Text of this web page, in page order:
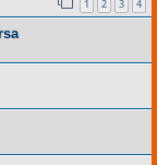
1 2 3 4